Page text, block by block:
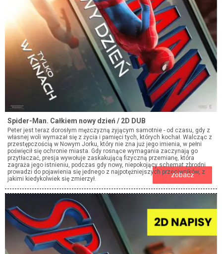
Spider-Man. Całkiem nowy dzień / 2D DUB
Peter jest teraz dorosłym mężczyzną żyjącym samotnie - od czasu, gdy z
własnej woli wymazał się z życia i pamięci tych, których kochał. Walcząc z
przestępczością w Nowym Jorku, który nie zna już jego imienia, w pełni
poświęcił się ochronie miasta. Gdy rosnące wymagania zaczynają go
przytłaczać, presja wywołuje zaskakującą fizyczną przemianę, która
zagraża jego istnieniu, podczas gdy nowy, niepokojący schemat zbrodni
prowadzi do pojawienia się jednego z najpotężniejszych przeciwników, z
jakimi kiedykolwiek się zmierzył.
zobacz